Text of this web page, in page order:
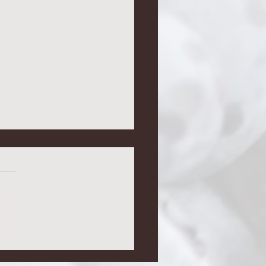
zakwas na
żur / ek